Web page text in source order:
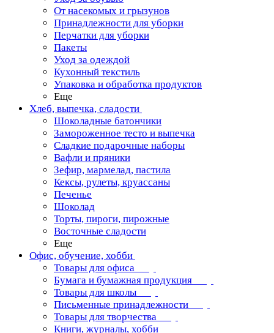
От насекомых и грызунов
Принадлежности для уборки
Перчатки для уборки
Пакеты
Уход за одеждой
Кухонный текстиль
Упаковка и обработка продуктов
Еще
Хлеб, выпечка, сладости
Шоколадные батончики
Замороженное тесто и выпечка
Сладкие подарочные наборы
Вафли и пряники
Зефир, мармелад, пастила
Кексы, рулеты, круассаны
Печенье
Шоколад
Торты, пироги, пирожные
Восточные сладости
Еще
Офис, обучение, хобби
Товары для офиса
Бумага и бумажная продукция
Товары для школы
Письменные принадлежности
Товары для творчества
Книги, журналы, хобби